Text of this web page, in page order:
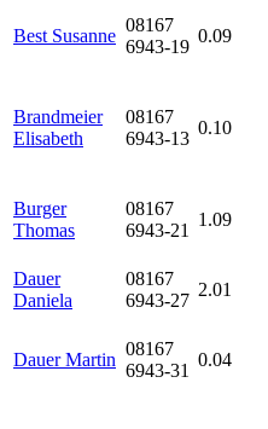
Best Susanne
08167
6943-19
0.09
Brandmeier
Elisabeth
08167
6943-13
0.10
Burger
Thomas
08167
6943-21
1.09
Dauer
Daniela
08167
6943-27
2.01
Dauer Martin
08167
6943-31
0.04